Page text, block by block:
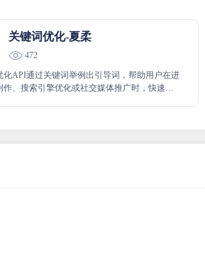
关键词优化-夏柔
472
化API通过关键词举例出引导词，帮助用户在进
作、搜索引擎优化或社交媒体推广时，快速找